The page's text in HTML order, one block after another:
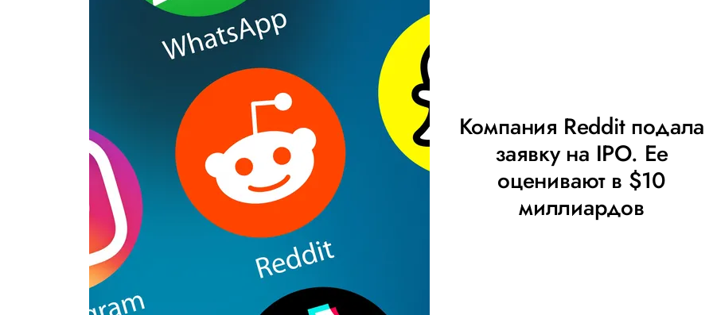
Компания Reddit подала
заявку на IPO. Ее
оценивают в $10
миллиардов